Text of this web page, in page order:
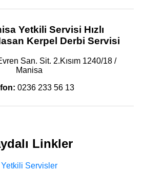
Yetkili Servisi Hızlı
Kerpel Derbi Servisi
San. Sit. 2.Kısım 1240/18 /
Manisa
0236 233 56 13
Linkler
Yetkili Servisler